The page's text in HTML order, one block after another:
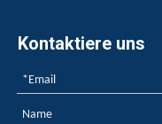
Kontaktiere uns